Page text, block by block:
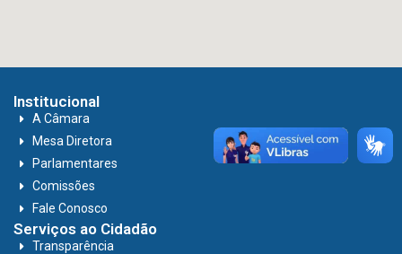
Institucional
A Câmara
Mesa Diretora
Parlamentares
Comissões
Fale Conosco
Serviços ao Cidadão
Transparência